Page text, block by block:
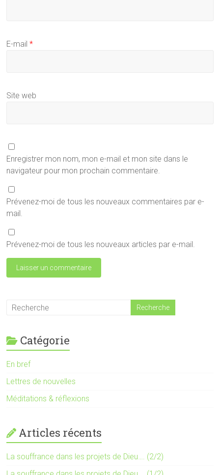
E-mail*
Site web
Enregistrer mon nom, mon e-mail et mon site dans le
navigateur pour mon prochain commentaire.
Prévenez-moi de tous les nouveaux commentaires par e-
mail.
Prévenez-moi de tous les nouveaux articles par e-mail.
Catégorie
En bref
Lettres de nouvelles
Méditations & réflexions
Articles récents
La souffrance dans les projets de Dieu…. (2/2)